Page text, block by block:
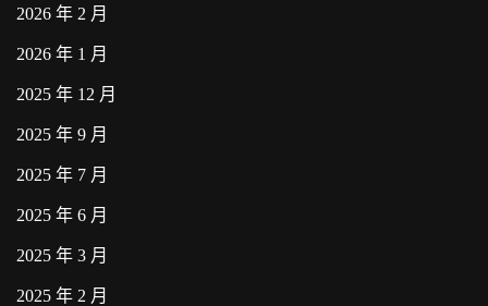
2026 年 2 月
2026 年 1 月
2025 年 12 月
2025 年 9 月
2025 年 7 月
2025 年 6 月
2025 年 3 月
2025 年 2 月